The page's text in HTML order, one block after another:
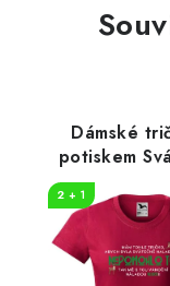
Dámské
potiskem
2 + 1